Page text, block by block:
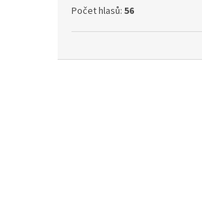
Počet hlasů: 56